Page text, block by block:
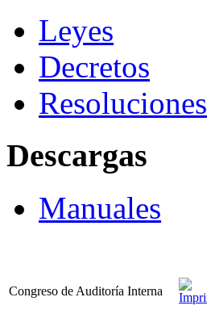
Leyes
Decretos
Resoluciones
Descargas
Manuales
Congreso de Auditoría Interna